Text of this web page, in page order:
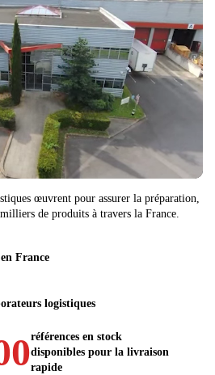
œuvrent pour assurer la préparation,
de produits à travers la France.
France
logistiques
références en stock
disponibles pour la livraison
rapide